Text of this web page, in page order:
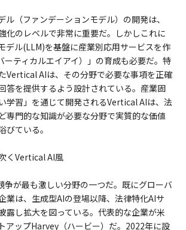
ル（ファンデーションモデル）の開発は、
化のレベルで非常に重要だ。しかしこれに
デル(LLM)を基盤に産業別応用サービスを作
ティカルエイアイ）」の育成も必要だ。特
Vertical AIは、その分野で必要な事項を正確
答を提供するよう設計されている。産業固
学習」を通じて開発されるVertical AIは、法
専門的な知識が必要な分野で実質的な価値
びている。
くVertical AI風
争が最も激しい分野の一つだ。既にグローバ
業は、生成型AIの登場以降、法律特化AIサ
露し拡大を図っている。代表的な企業が米
アップHarvey（ハービー）だ。2022年に設